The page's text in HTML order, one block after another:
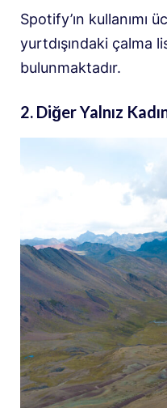
Spotify’ın kullanımı
yurtdışındaki çalma
bulunmaktadır.
2. Diğer Yalnız